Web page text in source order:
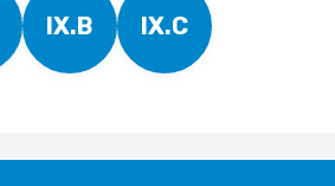
IX.B IX.C